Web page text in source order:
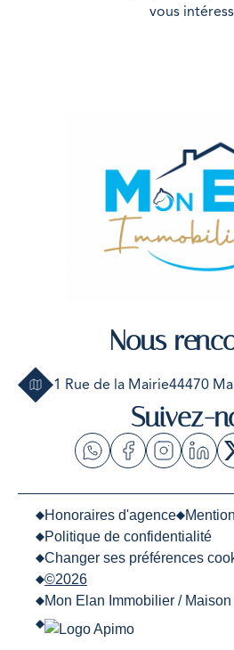
vous
Nous
1 Rue de la Mairie44470
Suivez-
©2026
Mon Elan Immobilier /
Honoraires d'agence
Politique de confidentialité
Changer ses préférences